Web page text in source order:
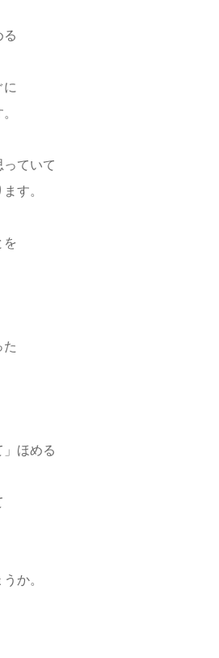
ていて
す。
ほめる
か。